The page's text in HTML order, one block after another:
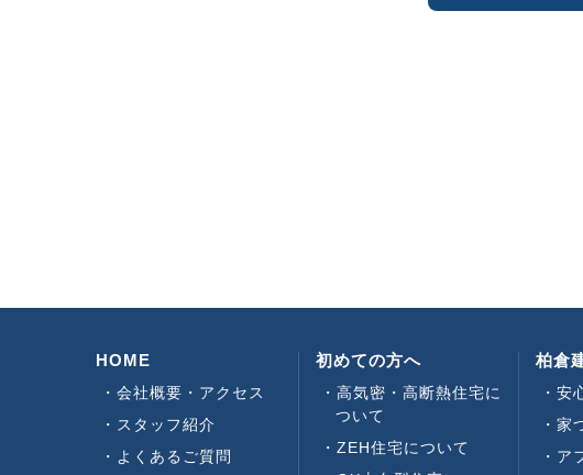
HOME
会社概要・アクセス
スタッフ紹介
よくあるご質問
初めての方へ
高気密・高断熱住宅に
ついて
ZEH住宅について
柏倉
安
家
ア